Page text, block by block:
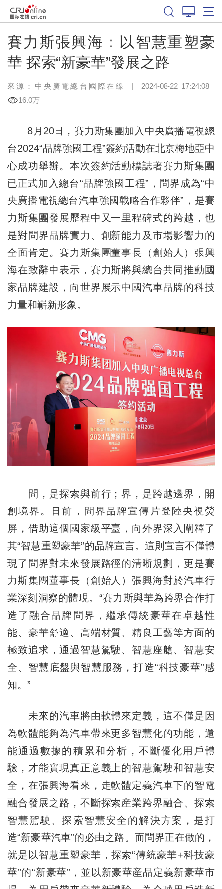
賽力斯張興海：以智慧重塑豪
華 探索“新豪華”發展之路
來源： 中央廣電總台國際在線 | 2024-08-22 17:24:08
16.0万
8月20日，賽力斯集團加入中央廣播電視總
台2024“品牌強國工程”簽約活動在北京梅地亞中
心成功舉辦。本次簽約活動標誌著賽力斯集團
已正式加入總台“品牌強國工程”，問界成為“中
央廣播電視總台汽車強國戰略合作夥伴”，是賽
力斯集團發展歷程中又一里程碑式的跨越，也
是對問界品牌實力、創新能力及市場影響力的
全面肯定。賽力斯集團董事長（創始人）張興
海在致辭中表示，賽力斯將與總台共同推動國
家品牌建設，向世界展示中國汽車品牌的科技
力量和嶄新形象。
問，是探索與前行；界，是跨越邊界，開
創境界。日前，問界品牌宣傳片登陸央視熒
屏，借助這個國家級平臺，向外界深入闡釋了
其“智慧重塑豪華”的品牌宣言。這則宣言不僅體
現了問界對未來發展路徑的清晰規劃，更是賽
力斯集團董事長（創始人）張興海對於汽車行
業深刻洞察的體現。“賽力斯與華為跨界合作打
造了融合品牌問界，繼承傳統豪華在卓越性
能、豪華舒適、高端材質、精良工藝等方面的
極致追求，通過智慧駕駛、智慧座艙、智慧安
全、智慧底盤與智慧服務，打造“科技豪華”感
知。”
未來的汽車將由軟體來定義，這不僅是因
為軟體能夠為汽車帶來更多智慧化的功能，還
能通過數據的積累和分析，不斷優化用戶體
驗，才能實現真正意義上的智慧駕駛和智慧安
全，在張興海看來，走軟體定義汽車下的智電
融合發展之路，不斷探索産業跨界融合、探索
智慧駕駛、探索智慧安全的解決方案，是打
造“新豪華汽車”的必由之路。而問界正在做的，
就是以智慧重塑豪華，探索“傳統豪華+科技豪
華”的“新豪華”，並以新豪華産品定義新豪華市